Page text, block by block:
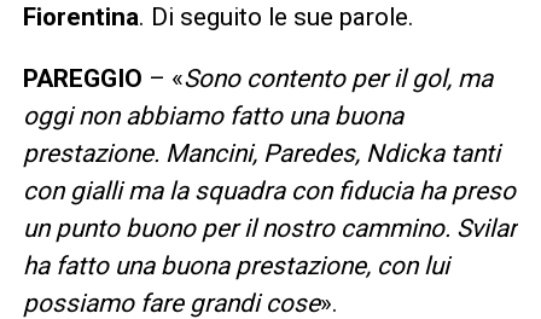
Fiorentina. Di seguito le sue parole.
PAREGGIO – «Sono contento per il gol, ma
oggi non abbiamo fatto una buona
prestazione. Mancini, Paredes, Ndicka tanti
con gialli ma la squadra con fiducia ha preso
un punto buono per il nostro cammino. Svilar
ha fatto una buona prestazione, con lui
possiamo fare grandi cose».